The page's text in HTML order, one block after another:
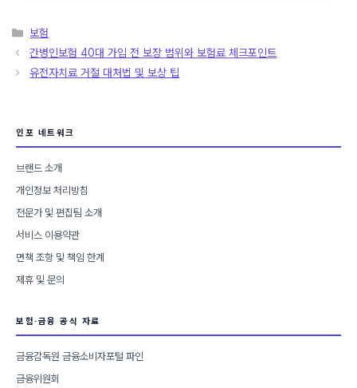
카
테
리
보험
간병인보험 40대 가입 전 보장 범위와 보험료 체크포인트
유전자치료 거절 대처법 및 보상 팁
인포 네트워크
브랜드 소개
개인정보 처리방침
전문가 및 편집팀 소개
서비스 이용약관
면책 조항 및 책임 한계
제휴 및 문의
보험·금융 공식 자료
금융감독원 금융소비자포털 파인
금융위원회